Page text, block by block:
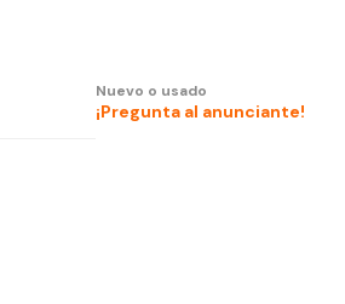
Nuevo o usado
¡Pregunta al anunciante!